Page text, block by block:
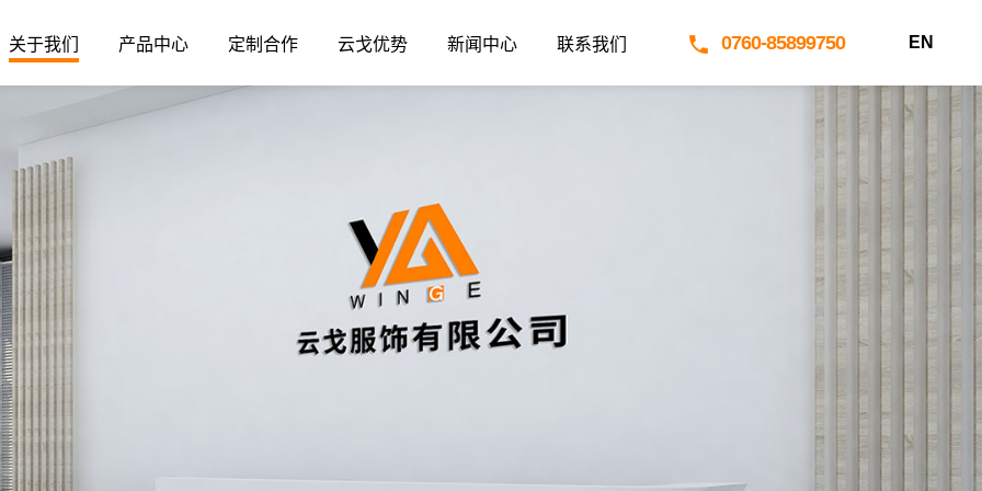
关于我们 产品中心 定制合作 云戈优势 新闻中心 联系我们 0760-85899750 EN